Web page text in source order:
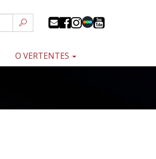
O VERTENTES